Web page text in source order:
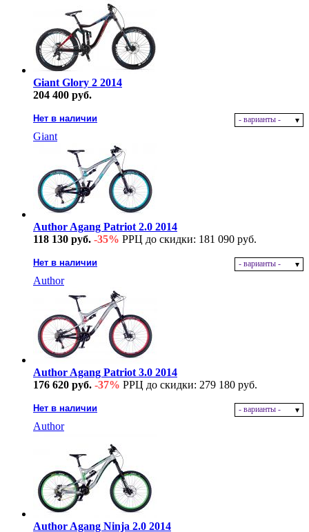
Giant Glory 2 2014
204 400 руб.
Нет в наличии - варианты -
Giant
Author Agang Patriot 2.0 2014
118 130 руб. -35% РРЦ до скидки: 181 090 руб.
Нет в наличии - варианты -
Author
Author Agang Patriot 3.0 2014
176 620 руб. -37% РРЦ до скидки: 279 180 руб.
Нет в наличии - варианты -
Author
Author Agang Ninja 2.0 2014